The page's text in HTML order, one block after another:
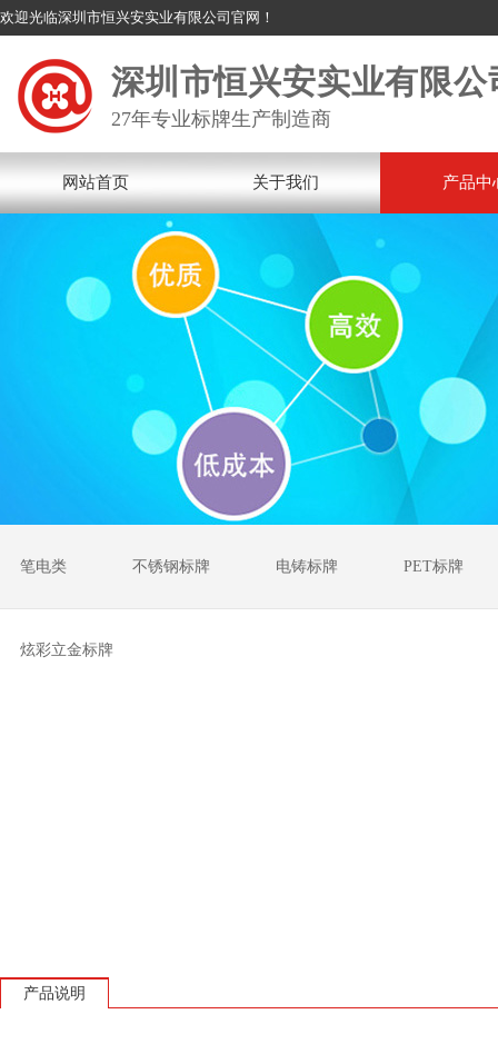
欢迎光临深圳市恒兴安实业有限公司官网！
深圳市恒兴安实业有限公
27年专业标牌生产制造商
网站首页 关于我们 产品中
笔电类 不锈钢标牌 电铸标牌 PET标牌
炫彩立金标牌
产品说明